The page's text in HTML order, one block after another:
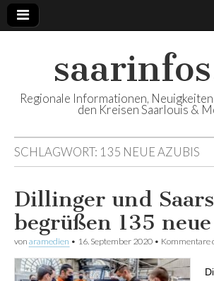
Regionale Informationen, Neuigkeiten
den Kreisen Saarlouis &
SCHLAGWORT: 135 NEUE AZUBIS
Dillinger und
begrüßen 135
von aramedien • 16. September 2020 • Kommentare